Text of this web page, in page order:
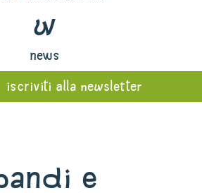
w
news
iscriviti alla newsletter
e